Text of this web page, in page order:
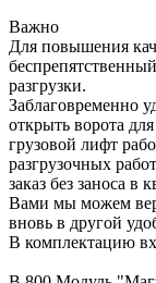
Важно
Для повышения
разгрузки.
Заблаговременно
открыть ворота
грузовой лифт
разгрузочных
заказ без заноса
Вами мы можем
вновь в другой
В комплектацию